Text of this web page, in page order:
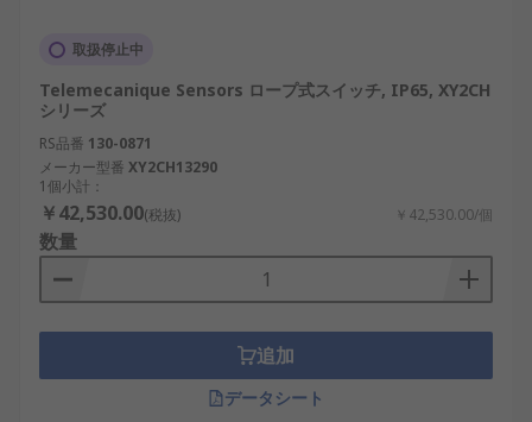
取扱停止中
Telemecanique Sensors ロープ式スイッチ, IP65, XY2CH
シリーズ
RS品番 130-0871
メーカー型番 XY2CH13290
1個小計：
￥42,530.00(税抜) ￥42,530.00/個
数量
追加
データシート